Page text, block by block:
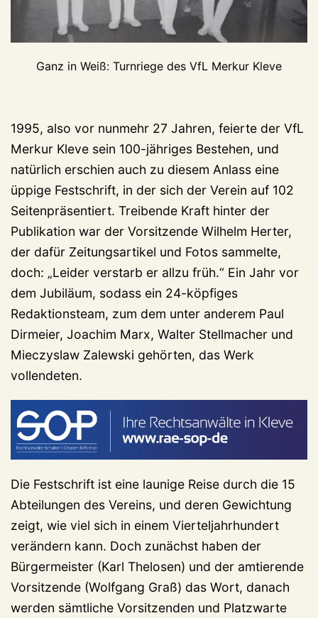
Ganz in Weiß: Turnriege des VfL Merkur Kleve
1995, also vor nunmehr 27 Jahren, feierte der VfL
Merkur Kleve sein 100-jähriges Bestehen, und
natürlich erschien auch zu diesem Anlass eine
üppige Festschrift, in der sich der Verein auf 102
Seitenpräsentiert. Treibende Kraft hinter der
Publikation war der Vorsitzende Wilhelm Herter,
der dafür Zeitungsartikel und Fotos sammelte,
doch: „Leider verstarb er allzu früh.“ Ein Jahr vor
dem Jubiläum, sodass ein 24-köpfiges
Redaktionsteam, zum dem unter anderem Paul
Dirmeier, Joachim Marx, Walter Stellmacher und
Mieczyslaw Zalewski gehörten, das Werk
vollendeten.
Die Festschrift ist eine launige Reise durch die 15
Abteilungen des Vereins, und deren Gewichtung
zeigt, wie viel sich in einem Vierteljahrhundert
verändern kann. Doch zunächst haben der
Bürgermeister (Karl Thelosen) und der amtierende
Vorsitzende (Wolfgang Graß) das Wort, danach
werden sämtliche Vorsitzenden und Platzwarte